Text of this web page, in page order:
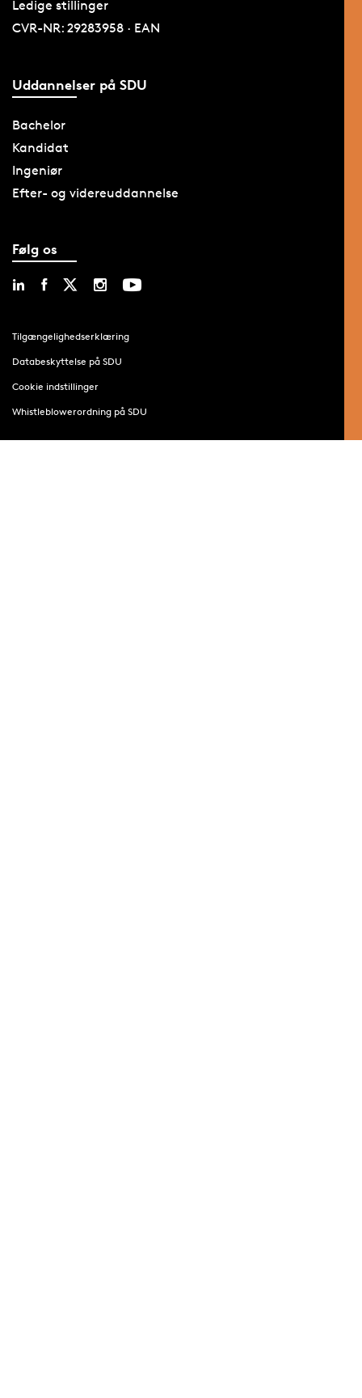
Ledige stillinger
CVR-NR: 29283958 · EAN
Uddannelser på SDU
Bachelor
Kandidat
Ingeniør
Efter- og videreuddannelse
Følg os
Tilgængelighedserklæring
Databeskyttelse på SDU
Cookie indstillinger
Whistleblowerordning på SDU